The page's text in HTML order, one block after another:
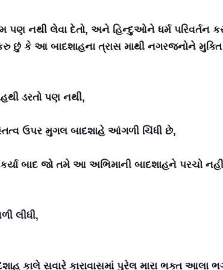
નથી લેવા દેતો, અને હિન્દુઓને ધર્મ પરિવર્તન
છું કે આ બાદશાહના ત્રાસ માથી નગરજનોને મુક્તિ
ડરતો પણ નથી,
ઉપર મુગલ બાદશાહે આંગળી ચિંધી છે,
બાદ જો તમે આ અભિમાની બાદશાહને પરચો નહી
લીધી,
કાલે સવારે કારાવાસમાં પુરેલ મારા ભક્ત આલા